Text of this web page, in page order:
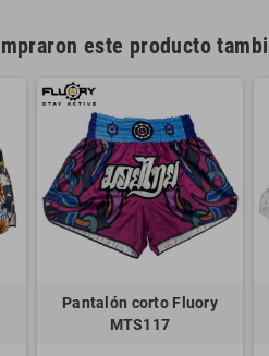
este producto
Pantalón corto Fluory
MTS117